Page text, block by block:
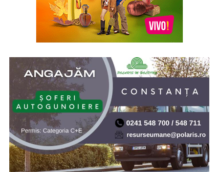
* Acum 21 de ani (2005), prin Hotărârea de Guvern nr.
902/2005, s-a aprobat înfiinţarea Institutului Naţional
pentru Studierea Holocaustului din România „Elie
Wiesel”. Elie (Eliezer) Wiesel (1928-2016) a fost evreu-
Holocaustului, scriitor, profesor, filozof, ziarist, eseist și
un activist în drepturile omului. Inaugurarea a avut loc
la 10.X.2005, cu ocazia celei de-a doua comemorări a
„Zilei Holocaustului din România”
* Cu 19 ani în urmă (2007) NASA a lansat sonda Phoenix
Mars Lander, care ulterior a găsit dovezi ale existenței
apei pe planeta Marte. Phoenix Mars Lander, pe scurt
Phoenix, este o navă-robot dedicată continuării misiunii
explorării spațiului, având ca țintă continuarea